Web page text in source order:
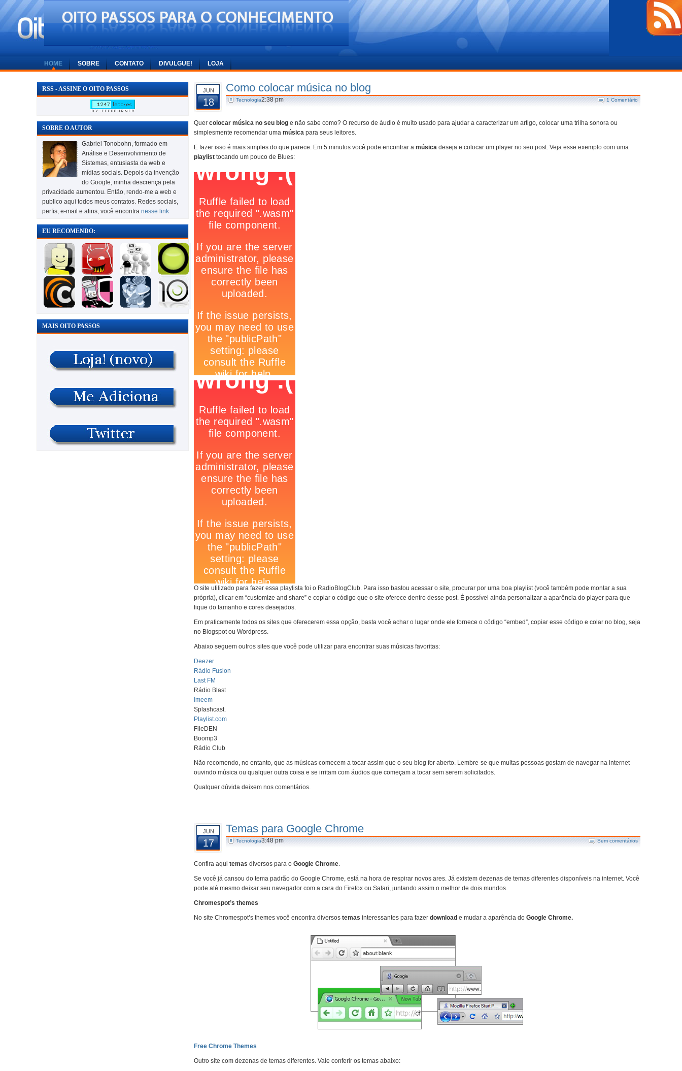
HOME SOBRE CONTATO DIVULGUE! LOJA
RSS - ASSINE O OITO PASSOS
SOBRE O AUTOR
Gabriel Tonobohn, formado em
Análise e Desenvolvimento de
Sistemas, entusiasta da web e
mídias sociais. Depois da invenção
do Google, minha descrença pela
privacidade aumentou. Então, rendo-me a web e
publico aqui todos meus contatos. Redes sociais,
perfis, e-mail e afins, você encontra nesse link
EU RECOMENDO:
MAIS OITO PASSOS
JUN
18
Como colocar música no blog
2:38 pm
Tecnologia 1 Comentário
Quer colocar música no seu blog e não sabe como? O recurso de áudio é muito usado para ajudar a caracterizar um artigo, colocar uma trilha sonora ou
simplesmente recomendar uma música para seus leitores.
E fazer isso é mais simples do que parece. Em 5 minutos você pode encontrar a música deseja e colocar um player no seu post. Veja esse exemplo com uma
playlist tocando um pouco de Blues:
O site utilizado para fazer essa playlista foi o RadioBlogClub. Para isso bastou acessar o site, procurar por uma boa playlist (você também pode montar a sua
própria), clicar em “customize and share” e copiar o código que o site oferece dentro desse post. É possível ainda personalizar a aparência do player para que
fique do tamanho e cores desejados.
Em praticamente todos os sites que oferecerem essa opção, basta você achar o lugar onde ele fornece o código “embed”, copiar esse código e colar no blog, seja
no Blogspot ou Wordpress.
Abaixo seguem outros sites que você pode utilizar para encontrar suas músicas favoritas:
Deezer
Rádio Fusion
Last FM
Rádio Blast
Imeem
Splashcast.
Playlist.com
FileDEN
Boomp3
Rádio Club
Não recomendo, no entanto, que as músicas comecem a tocar assim que o seu blog for aberto. Lembre-se que muitas pessoas gostam de navegar na internet
ouvindo música ou qualquer outra coisa e se irritam com áudios que começam a tocar sem serem solicitados.
Qualquer dúvida deixem nos comentários.
JUN
17
Temas para Google Chrome
3:48 pm
Tecnologia Sem comentários
Confira aqui temas diversos para o Google Chrome.
Se você já cansou do tema padrão do Google Chrome, está na hora de respirar novos ares. Já existem dezenas de temas diferentes disponíveis na internet. Você
pode até mesmo deixar seu navegador com a cara do Firefox ou Safari, juntando assim o melhor de dois mundos.
Chromespot’s themes
No site Chromespot’s themes você encontra diversos temas interessantes para fazer download e mudar a aparência do Google Chrome.
Free Chrome Themes
Outro site com dezenas de temas diferentes. Vale conferir os temas abaixo: